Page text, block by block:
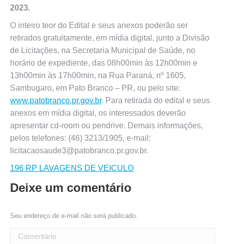
2023.
O inteiro teor do Edital e seus anexos poderão ser
retirados gratuitamente, em mídia digital, junto a Divisão
de Licitações, na Secretaria Municipal de Saúde, no
horário de expediente, das 08h00min às 12h00min e
13h00min às 17h00min, na Rua Paraná, nº 1605,
Sambugaro, em Pato Branco – PR, ou pelo site:
www.patobranco.pr.gov.br. Para retirada do edital e seus
anexos em mídia digital, os interessados deverão
apresentar cd-room ou pendrive. Demais informações,
pelos telefones: (46) 3213/1905, e-mail:
licitacaosaude3@patobranco.pr.gov.br.
196 RP LAVAGENS DE VEICULO
Deixe um comentário
Seu endereço de e-mail não será publicado.
Comentário